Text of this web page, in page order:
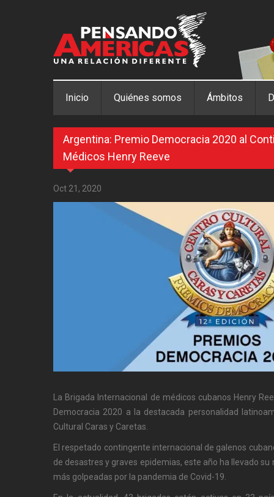
Inicio Quiénes somos Ámbitos
Argentina: Premio Democracia 2020 al
Médicos Henry Reeve
Oct 21, 2020
La Brigada Internacional de médicos cubanos Henry
Democracia 2020 a la destacada personalidad
Cultural Caras y Caretas.
El respetado contingente internacional de galenos
de desastres y graves epidemias, este año ha llevado
más golpeadas por la pandemia de Covid-19.